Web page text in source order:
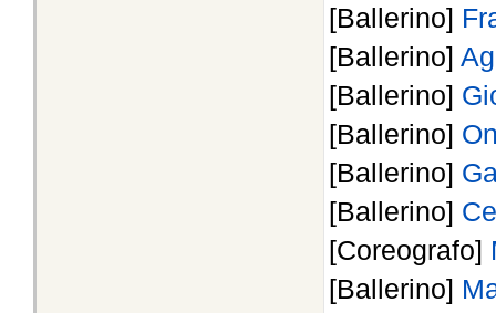
[Ballerino]
[Ballerino]
[Ballerino]
[Ballerino]
[Ballerino]
[Ballerino]
[Coreografo]
[Ballerino]